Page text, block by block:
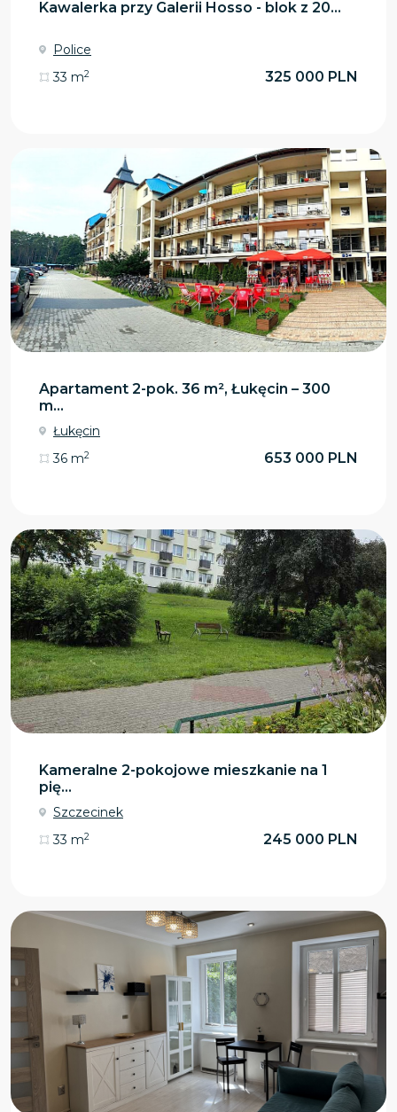
Kawalerka przy Galerii Hosso - blok z 20...
Police
33 m2 325 000 PLN
Apartament 2-pok. 36 m², Łukęcin – 300
m...
Łukęcin
36 m2 653 000 PLN
Kameralne 2-pokojowe mieszkanie na 1
pię...
Szczecinek
33 m2 245 000 PLN